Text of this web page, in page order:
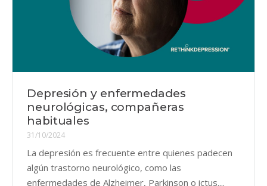
Depresión y enfermedades
neurológicas, compañeras
habituales
31/10/2024
La depresión es frecuente entre quienes padecen
algún trastorno neurológico, como las
enfermedades de Alzheimer, Parkinson o ictus....